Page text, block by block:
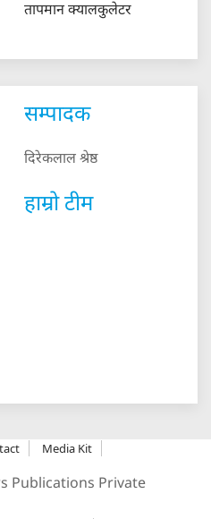
तापमान क्यालकुलेटर
सम्पादक
दिरेकलाल श्रेष्ठ
हाम्रो टीम
Media Kit
Publications Private